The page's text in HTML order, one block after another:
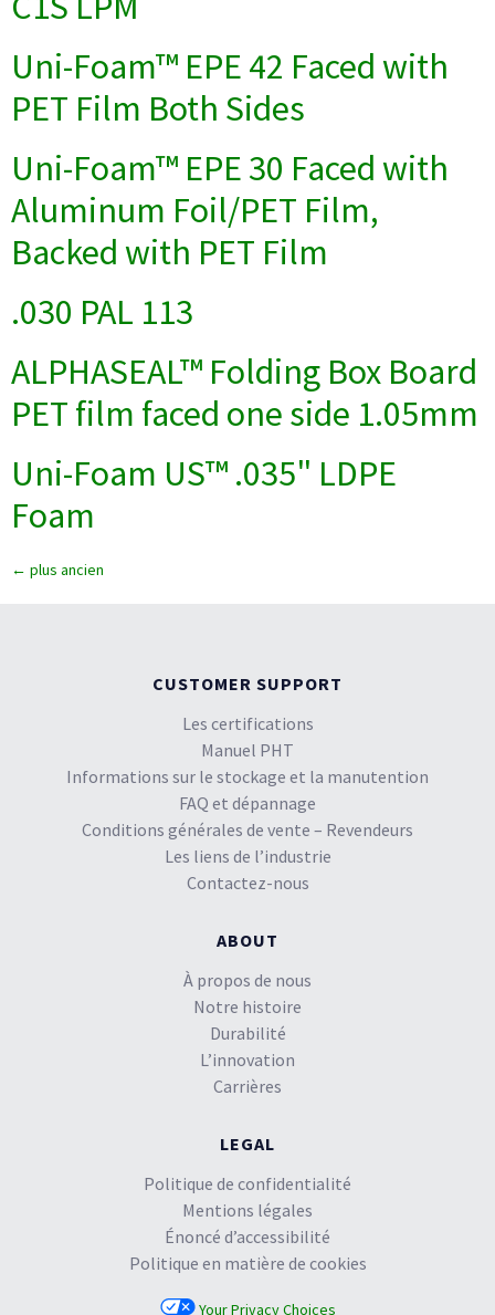
Uni-Foam™ EPE 42 Faced with
PET Film Both Sides
Uni-Foam™ EPE 30 Faced with
Aluminum Foil/PET Film,
Backed with PET Film
.030 PAL 113
ALPHASEAL™ Folding Box Board
PET film faced one side 1.05mm
Uni-Foam US™ .035" LDPE
Foam
← plus ancien
CUSTOMER SUPPORT
Les certifications
Manuel PHT
Informations sur le stockage et la manutention
FAQ et dépannage
Conditions générales de vente – Revendeurs
Les liens de l’industrie
Contactez-nous
ABOUT
À propos de nous
Notre histoire
Durabilité
L’innovation
Carrières
LEGAL
Politique de confidentialité
Mentions légales
Énoncé d’accessibilité
Politique en matière de cookies
Your Privacy Choices